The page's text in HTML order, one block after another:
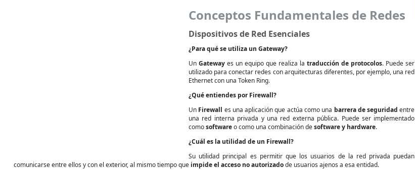
Conceptos Fundamentales de Redes
Dispositivos de Red Esenciales
¿Para qué se utiliza un Gateway?
UnGateway es un equipo que realiza latraducción de protocolos. Puede ser
utilizado para conectar redes con arquitecturas diferentes, por ejemplo, una red
Ethernet con una Token Ring.
¿Qué entiendes porFirewall?
Un Firewall es una aplicación que actúa como una barrera de seguridad entre
una red interna privada y una red externa pública. Puede ser implementado
comosoftwareo como una combinación desoftware y hardware.
¿Cuál es la utilidad de un Firewall?
Su utilidad principal es permitir que los usuarios de la red privada puedan
comunicarse entre ellos y con el exterior, al mismo tiempo que impide el acceso no autorizadode usuarios ajenos a esa entidad.